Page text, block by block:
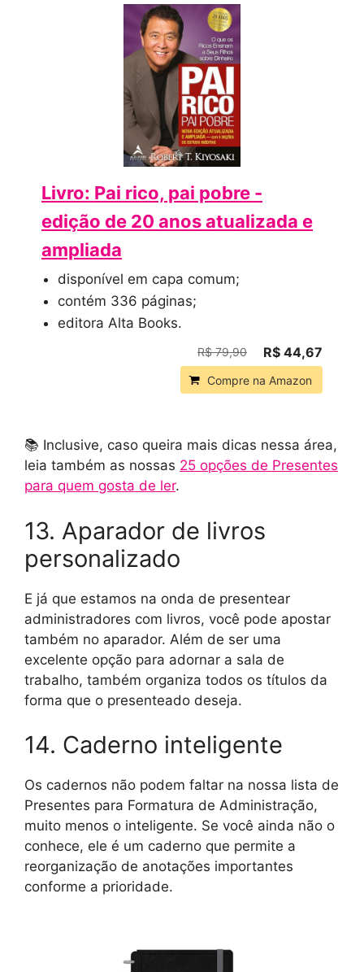
Livro: Pai rico, pai pobre -
edição de 20 anos atualizada e
ampliada
disponível em capa comum;
contém 336 páginas;
editora Alta Books.
R$ 79,90 R$ 44,67
Compre na Amazon
📚 Inclusive, caso queira mais dicas nessa área,
leia também as nossas 25 opções de Presentes
para quem gosta de ler.
13. Aparador de livros
personalizado
E já que estamos na onda de presentear
administradores com livros, você pode apostar
também no aparador. Além de ser uma
excelente opção para adornar a sala de
trabalho, também organiza todos os títulos da
forma que o presenteado deseja.
14. Caderno inteligente
Os cadernos não podem faltar na nossa lista de
Presentes para Formatura de Administração,
muito menos o inteligente. Se você ainda não o
conhece, ele é um caderno que permite a
reorganização de anotações importantes
conforme a prioridade.